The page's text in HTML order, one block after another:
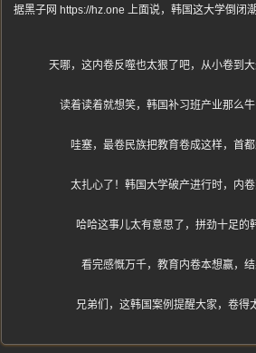
据黑子网 https://hz.one 上面说，韩国这大学倒闭
天哪，这内卷反噬也太狠了吧，从小卷到
读着读着就想笑，韩国补习班产业那么
哇塞，最卷民族把教育卷成这样，首
太扎心了！韩国大学破产进行时，内
哈哈这事儿太有意思了，拼劲十足的
看完感慨万千，教育内卷本想赢，
兄弟们，这韩国案例提醒大家，卷得